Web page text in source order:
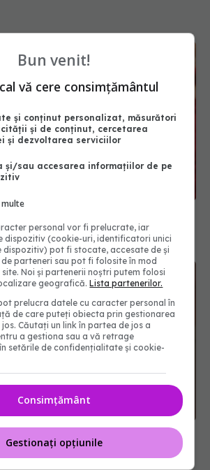
de ani: ce se schimbă în
apar
de insecte, studiate. Cât de
de fapt
Bun venit!
vă cere consimțământul
și conținut personalizat, măsurători
și de conținut, cercetarea
și dezvoltarea serviciilor
și/sau accesarea informațiilor de pe
personal vor fi prelucrate, iar
dispozitiv (cookie-uri, identificatori unici
dispozitiv) pot fi stocate, accesate de și
parteneri sau pot fi folosite în mod
Noi și partenerii noștri putem folosi
geografică.Lista partenerilor.
prelucra datele cu caracter personal în
de care puteți obiecta prin gestionarea
Căutați un link în partea de jos a
a gestiona sau a vă retrage
setările de confidențialitate și cookie-
Consimțământ
Gestionați opțiunile